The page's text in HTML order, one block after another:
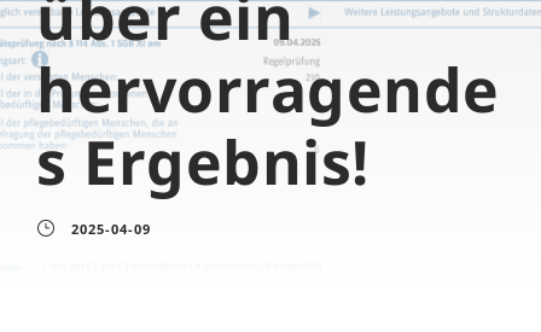
über ein
hervorragende
s Ergebnis!
2025-04-09